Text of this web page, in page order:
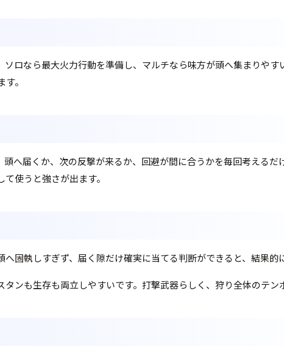
ロなら最大火力行動を準備し、マルチなら味方が頭へ集まりや
。
へ届くか、次の反撃が来るか、回避が間に合うかを毎回考える
使うと強さが出ます。
固執しすぎず、届く隙だけ確実に当てる判断ができると、結果的
ンも生存も両立しやすいです。打撃武器らしく、狩り全体のテン